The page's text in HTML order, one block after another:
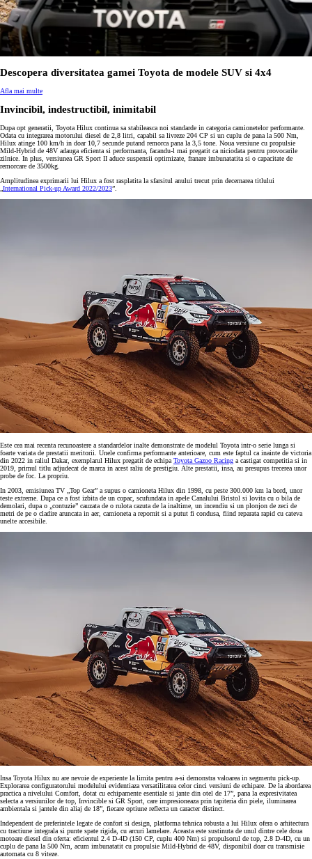
Descopera diversitatea gamei Toyota de modele SUV si 4x4
Afla mai multe
Invincibil, indestructibil, inimitabil
Dupa opt generatii, Toyota Hilux continua sa stabileasca noi standarde in categoria camionetelor performante.
Odata cu integrarea motorului diesel de 2,8 litri, capabil sa livreze 204 CP si un cuplu de pana la 500 Nm,
Hilux atinge 100 km/h in doar 10,7 secunde putand remorca pana la 3,5 tone. Noua versiune cu propulsie
Mild-Hybrid de 48V adauga eficienta si performanta, facandu-l mai pregatit ca niciodata pentru provocarile
zilnice. In plus, versiunea GR Sport II aduce suspensii optimizate, franare imbunatatita si o capacitate de
remorcare de 3500kg.
Amplitudinea exprimarii lui Hilux a fost rasplatita la sfarsitul anului trecut prin decernarea titlului
International Pick-up Award 2022/2023”.
Este cea mai recenta recunoastere a standardelor inalte demonstrate de modelul Toyota intr-o serie lunga si
foarte variata de prestatii meritorii. Unele confirma performante anterioare, cum este faptul ca inainte de victoria
din 2022 in raliul Dakar, exemplarul Hilux pregatit de echipa Toyota Gazoo Racing a castigat competitia si in
2019, primul titlu adjudecat de marca in acest raliu de prestigiu. Alte prestatii, insa, au presupus trecerea unor
probe de foc. La propriu.
In 2003, emisiunea TV „Top Gear” a supus o camioneta Hilux din 1998, cu peste 300.000 km la bord, unor
teste extreme. Dupa ce a fost izbita de un copac, scufundata in apele Canalului Bristol si lovita cu o bila de
demolari, dupa o „contuzie” cauzata de o rulota cazuta de la inaltime, un incendiu si un plonjon de zeci de
metri de pe o cladire aruncata in aer, camioneta a repornit si a putut fi condusa, fiind reparata rapid cu cateva
unelte accesibile.
Insa Toyota Hilux nu are nevoie de experiente la limita pentru a-si demonstra valoarea in segmentu pick-up.
Explorarea configuratorului modelului evidentiaza versatilitatea celor cinci versiuni de echipare. De la abordarea
practica a nivelului Comfort, dotat cu echipamente esentiale si jante din otel de 17”, pana la expresivitatea
selecta a versiunilor de top, Invincible si GR Sport, care impresioneaza prin tapiteria din piele, iluminarea
ambientala si jantele din aliaj de 18”, fiecare optiune reflecta un caracter distinct.
Independent de preferintele legate de confort si design, platforma tehnica robusta a lui Hilux ofera o arhitectura
cu tractiune integrala si punte spate rigida, cu arcuri lamelare. Aceasta este sustinuta de unul dintre cele doua
motoare diesel din oferta: eficientul 2.4 D-4D (150 CP, cuplu 400 Nm) si propulsorul de top, 2.8 D-4D, cu un
cuplu de pana la 500 Nm, acum imbunatatit cu propulsie Mild-Hybrid de 48V, disponibil doar cu transmisie
automata cu 8 viteze.